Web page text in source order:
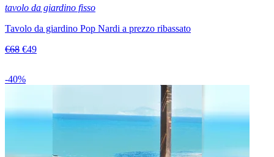
tavolo da giardino fisso
Tavolo da giardino Pop Nardi a prezzo ribassato
€68 €49
-40%